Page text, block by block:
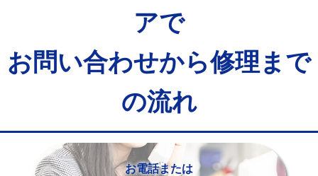
アで
お問い合わせから修理まで
の流れ
お電話または